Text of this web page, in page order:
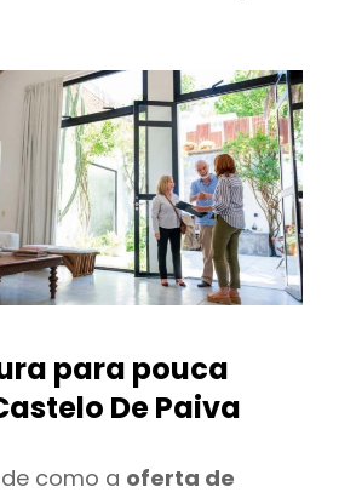
para pouca
De Paiva
como a oferta de